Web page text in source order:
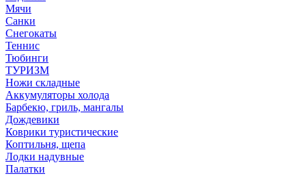
Мячи
Санки
Снегокаты
Теннис
Тюбинги
ТУРИЗМ
Ножи складные
Аккумуляторы холода
Барбекю, гриль, мангалы
Дождевики
Коврики туристические
Коптильня, щепа
Лодки надувные
Палатки